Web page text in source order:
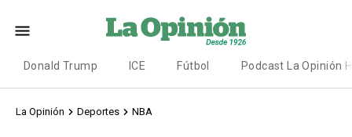
Donald Trump ICE Fútbol Podcast La Opinión
La Opinión Deportes NBA